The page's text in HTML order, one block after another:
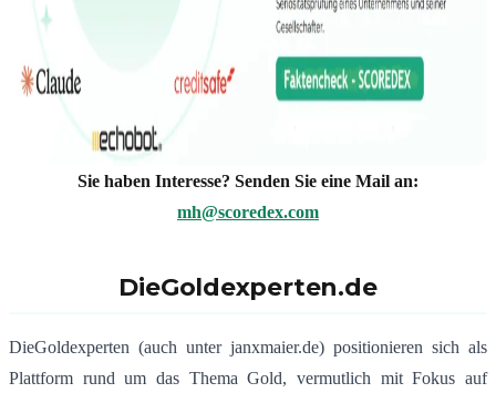
Sie haben Interesse? Senden Sie eine Mail an:
mh@scoredex.com
DieGoldexperten.de
DieGoldexperten (auch unter janxmaier.de) positionieren sich als
Plattform rund um das Thema Gold, vermutlich mit Fokus auf